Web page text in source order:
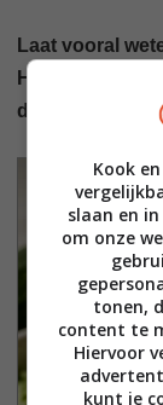
Laat vooral
Heb jij ook
dan je kunt
Kook
slaan en
om onze
tonen,
content te
Hiervoor
kunt je